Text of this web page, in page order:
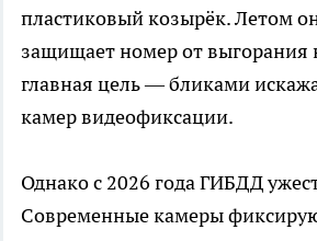
пластиковый козырёк. Летом
защищает номер от выгорания
главная цель — бликами
камер видеофиксации.
Однако с 2026 года ГИБДД
Современные камеры